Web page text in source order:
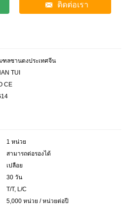
ติดต่อเรา
ลซานตงประเทศจีน
TUI
CE
1 หน่วย
สามารถต่อรองได้
เปลือย
30 วัน
T/T, L/C
5,000 หน่วย / หน่วยต่อปี